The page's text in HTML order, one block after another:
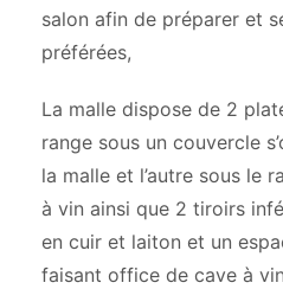
salon afin de préparer et
préférées,
La malle dispose de 2
range sous un couvercle
la malle et l’autre sous le
à vin ainsi que 2 tiroirs
en cuir et laiton et un
faisant office de cave à